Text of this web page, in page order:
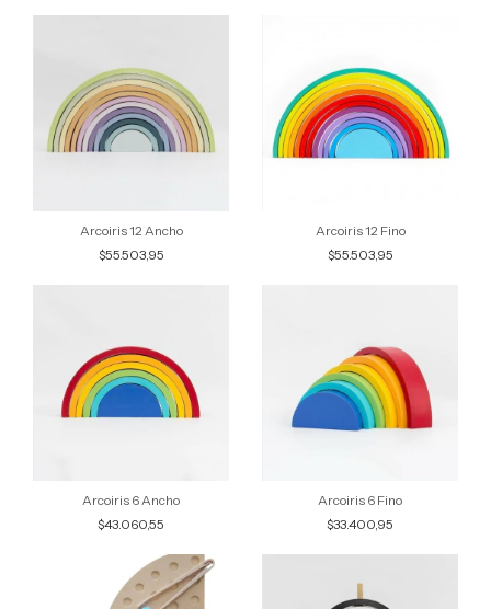
Arcoiris 12 Ancho
$55.503,95
Arcoiris 12 Fino
$55.503,95
Arcoiris 6 Ancho
$43.060,55
Arcoiris 6 Fino
$33.400,95